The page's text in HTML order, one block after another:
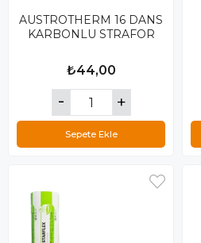
AUSTROTHERM 16 DANS
KARBONLU STRAFOR
₺44,00
Sepete Ekle